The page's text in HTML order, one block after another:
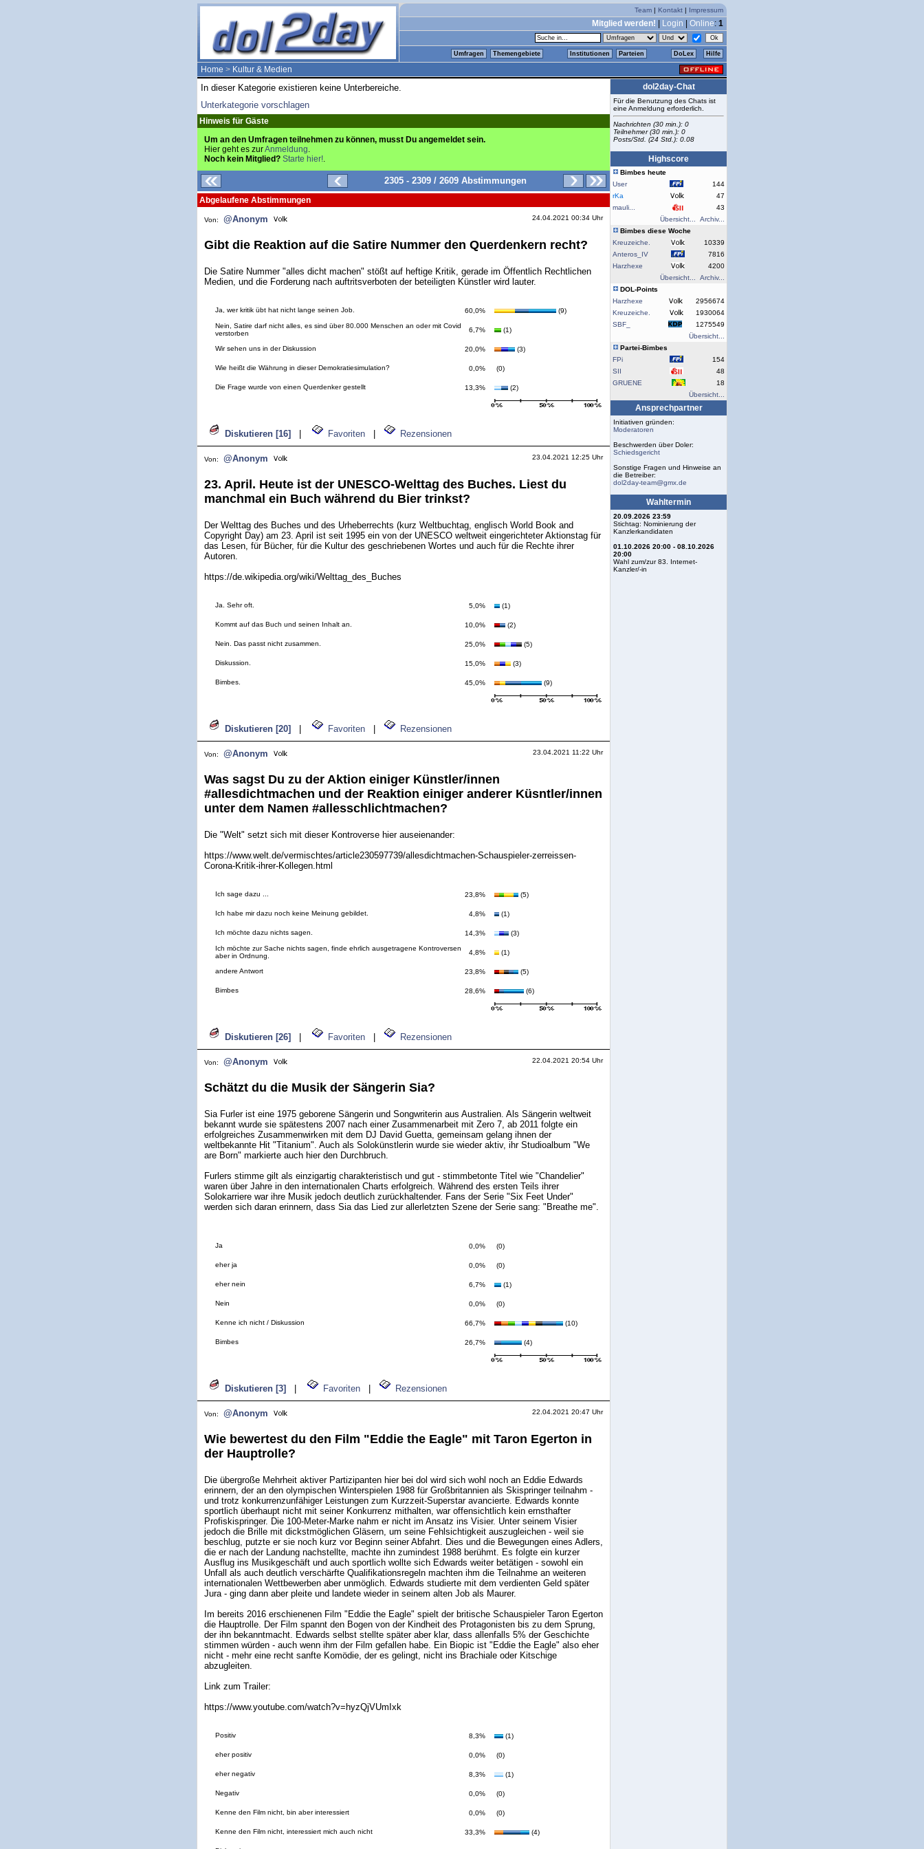
Team | Kontakt | Impressum
Mitglied werden! Login Online: 1
Umfragen Themengebiete Institutionen Parteien DoLex Hilfe
Home > Kultur & Medien
In dieser Kategorie existieren keine Unterbereiche.
Unterkategorie vorschlagen
Hinweis für Gäste
Um an den Umfragen teilnehmen zu können, musst Du angemeldet sein.
Hier geht es zurAnmeldung.
Noch kein Mitglied? Starte hier!.
2305 - 2309 / 2609 Abstimmungen
Abgelaufene Abstimmungen
Von: @Anonym 24.04.2021 00:34 Uhr
Gibt die Reaktion auf die Satire Nummer den Querdenkern recht?
Die Satire Nummer "alles dicht machen" stößt auf heftige Kritik, gerade im Öffentlich Rechtlichen
Medien, und die Forderung nach auftritsverboten der beteiligten Künstler wird lauter.
Ja, wer kritik übt hat nicht lange seinen Job. 60,0%
(9)
Nein, Satire darf nicht alles, es sind über 80.000 Menschen an oder mit Covid
verstorben
6,7% (1)
Wir sehen uns in der Diskussion 20,0% (3)
Wie heißt die Währung in dieser Demokratiesimulation? 0,0% (0)
Die Frage wurde von einen Querdenker gestellt 13,3% (2)
Diskutieren [16] Favoriten Rezensionen
Von: @Anonym 23.04.2021 12:25 Uhr
23. April. Heute ist der UNESCO-Welttag des Buches. Liest du
manchmal ein Buch während du Bier trinkst?
Der Welttag des Buches und des Urheberrechts (kurz Weltbuchtag, englisch World Book and
Copyright Day) am 23. April ist seit 1995 ein von der UNESCO weltweit eingerichteter Aktionstag für
das Lesen, für Bücher, für die Kultur des geschriebenen Wortes und auch für die Rechte ihrer
Autoren.
https://de.wikipedia.org/wiki/Welttag_des_Buches
Ja. Sehr oft. 5,0% (1)
Kommt auf das Buch und seinen Inhalt an. 10,0% (2)
Nein. Das passt nicht zusammen. 25,0% (5)
Diskussion. 15,0% (3)
Bimbes. 45,0% (9)
Diskutieren [20] Favoriten Rezensionen
Von: @Anonym 23.04.2021 11:22 Uhr
Was sagst Du zu der Aktion einiger Künstler/innen
#allesdichtmachen und der Reaktion einiger anderer Küsntler/innen
unter dem Namen #allesschlichtmachen?
Die "Welt" setzt sich mit dieser Kontroverse hier auseienander:
https://www.welt.de/vermischtes/article230597739/allesdichtmachen-Schauspieler-zerreissen-
Corona-Kritik-ihrer-Kollegen.html
Ich sage dazu ... 23,8% (5)
Ich habe mir dazu noch keine Meinung gebildet. 4,8% (1)
Ich möchte dazu nichts sagen. 14,3%
(3)
Ich möchte zur Sache nichts sagen, finde ehrlich ausgetragene Kontroversen
aber in Ordnung.
4,8% (1)
andere Antwort 23,8% (5)
Bimbes 28,6% (6)
Diskutieren [26] Favoriten Rezensionen
Von: @Anonym 22.04.2021 20:54 Uhr
Schätzt du die Musik der Sängerin Sia?
Sia Furler ist eine 1975 geborene Sängerin und Songwriterin aus Australien. Als Sängerin weltweit
bekannt wurde sie spätestens 2007 nach einer Zusammenarbeit mit Zero 7, ab 2011 folgte ein
erfolgreiches Zusammenwirken mit dem DJ David Guetta, gemeinsam gelang ihnen der
weltbekannte Hit "Titanium". Auch als Solokünstlerin wurde sie wieder aktiv, ihr Studioalbum "We
are Born" markierte auch hier den Durchbruch.
Furlers stimme gilt als einzigartig charakteristisch und gut - stimmbetonte Titel wie "Chandelier"
waren über Jahre in den internationalen Charts erfolgreich. Während des ersten Teils ihrer
Solokarriere war ihre Musik jedoch deutlich zurückhaltender. Fans der Serie "Six Feet Under"
werden sich daran erinnern, dass Sia das Lied zur allerletzten Szene der Serie sang: "Breathe me".
Ja 0,0% (0)
eher ja 0,0% (0)
eher nein 6,7% (1)
Nein 0,0% (0)
Kenne ich nicht / Diskussion 66,7% (10)
Bimbes 26,7% (4)
Diskutieren [3] Favoriten Rezensionen
Von: @Anonym 22.04.2021 20:47 Uhr
Wie bewertest du den Film "Eddie the Eagle" mit Taron Egerton in
der Hauptrolle?
Die übergroße Mehrheit aktiver Partizipanten hier bei dol wird sich wohl noch an Eddie Edwards
erinnern, der an den olympischen Winterspielen 1988 für Großbritannien als Skispringer teilnahm -
und trotz konkurrenzunfähiger Leistungen zum Kurzzeit-Superstar avancierte. Edwards konnte
sportlich überhaupt nicht mit seiner Konkurrenz mithalten, war offensichtlich kein ernsthafter
Profiskispringer. Die 100-Meter-Marke nahm er nicht im Ansatz ins Visier. Unter seinem Visier
jedoch die Brille mit dickstmöglichen Gläsern, um seine Fehlsichtigkeit auszugleichen - weil sie
beschlug, putzte er sie noch kurz vor Beginn seiner Abfahrt. Dies und die Bewegungen eines Adlers,
die er nach der Landung nachstellte, machte ihn zumindest 1988 berühmt. Es folgte ein kurzer
Ausflug ins Musikgeschäft und auch sportlich wollte sich Edwards weiter betätigen - sowohl ein
Unfall als auch deutlich verschärfte Qualifikationsregeln machten ihm die Teilnahme an weiteren
internationalen Wettbewerben aber unmöglich. Edwards studierte mit dem verdienten Geld später
Jura - ging dann aber pleite und landete wieder in seinem alten Job als Maurer.
Im bereits 2016 erschienenen Film "Eddie the Eagle" spielt der britische Schauspieler Taron Egerton
die Hauptrolle. Der Film spannt den Bogen von der Kindheit des Protagonisten bis zu dem Sprung,
der ihn bekanntmacht. Edwards selbst stellte später aber klar, dass allenfalls 5% der Geschichte
stimmen würden - auch wenn ihm der Film gefallen habe. Ein Biopic ist "Eddie the Eagle" also eher
nicht - mehr eine recht sanfte Komödie, der es gelingt, nicht ins Brachiale oder Kitschige
abzugleiten.
Link zum Trailer:
https://www.youtube.com/watch?v=hyzQjVUmIxk
Positiv 8,3% (1)
eher positiv 0,0% (0)
eher negativ 8,3% (1)
Negativ 0,0% (0)
Kenne den Film nicht, bin aber interessiert 0,0% (0)
Kenne den Film nicht, interessiert mich auch nicht 33,3% (4)
dol2day-Chat
Für die Benutzung des Chats ist
eine Anmeldung erforderlich.
Nachrichten (30 min.): 0
Teilnehmer (30 min.): 0
Posts/Std. (24 Std.): 0.08
Highscore
Bimbes heute
User
144
rKa
47
mauli...
43
Übersicht...
Archiv...
Bimbes diese Woche
Kreuzeiche.
10339
Anteros_IV
7816
Harzhexe
4200
Übersicht...
Archiv...
DOL-Points
Harzhexe
2956674
Kreuzeiche.
1930064
SBF_
1275549
Übersicht...
Partei-Bimbes
FPi
154
SII
48
GRUENE
18
Übersicht...
Ansprechpartner
Initiativen gründen:
Moderatoren
Beschwerden über Doler:
Schiedsgericht
Sonstige Fragen und Hinweise an
die Betreiber:
dol2day-team@gmx.de
Wahltermin
20.09.2026 23:59
Stichtag: Nominierung der
Kanzlerkandidaten
01.10.2026 20:00 - 08.10.2026
20:00
Wahl zum/zur 83. Internet-
Kanzler/-in